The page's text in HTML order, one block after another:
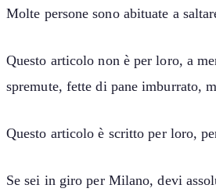
Molte persone sono abituate a
Questo articolo non è per loro, a
spremute, fette di pane imburrato,
Questo articolo è scritto per loro,
Se sei in giro per Milano, devi